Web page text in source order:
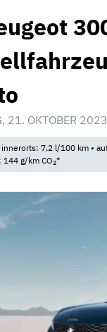
21. OKTOBER
7,2 l/100 km •
144 g/km CO2*